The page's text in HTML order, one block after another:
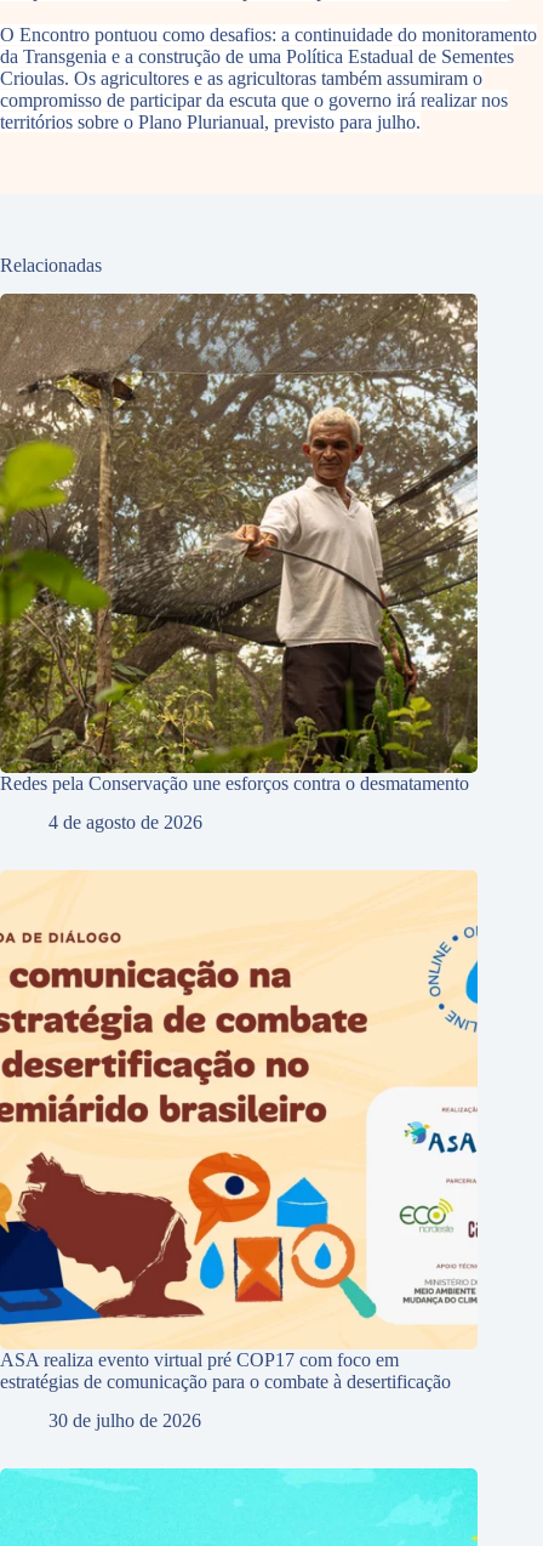
O Encontro pontuou como desafios: a continuidade do monitoramento
da Transgenia e a construção de uma Política Estadual de Sementes
Crioulas. Os agricultores e as agricultoras também assumiram o
compromisso de participar da escuta que o governo irá realizar nos
territórios sobre o Plano Plurianual, previsto para julho.
Relacionadas
Redes pela Conservação une esforços contra o desmatamento
4 de agosto de 2026
ASA realiza evento virtual pré COP17 com foco em
estratégias de comunicação para o combate à desertificação
30 de julho de 2026